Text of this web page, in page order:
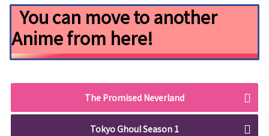
You can move to another
Anime from here!
The Promised Neverland
Tokyo Ghoul Season 1